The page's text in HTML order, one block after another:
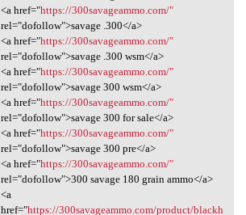
<a href="https://300savageammo.com/"
rel="dofollow">savage .300</a>
<a href="https://300savageammo.com/"
rel="dofollow">savage .300 wsm</a>
<a href="https://300savageammo.com/"
rel="dofollow">savage 300 wsm</a>
<a href="https://300savageammo.com/"
rel="dofollow">savage 300 for sale</a>
<a href="https://300savageammo.com/"
rel="dofollow">savage 300 pre</a>
<a href="https://300savageammo.com/"
rel="dofollow">300 savage 180 grain ammo</a>
<a
href="https://300savageammo.com/product/blackh